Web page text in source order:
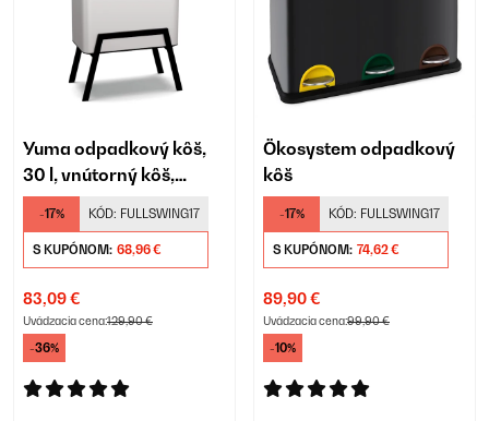
Yuma odpadkový kôš,
30 l, vnútorný kôš,
pachový filter, nožičky
-17% KÓD: FULLSWING17
S KUPÓNOM: 68,96 €
83,09 €
Uvádzacia cena:129,90 €
-36%
Ökosystem odpadkový
kôš
-17% KÓD: FULLSWING17
S KUPÓNOM: 74,62 €
89,90 €
Uvádzacia cena:99,90 €
-10%